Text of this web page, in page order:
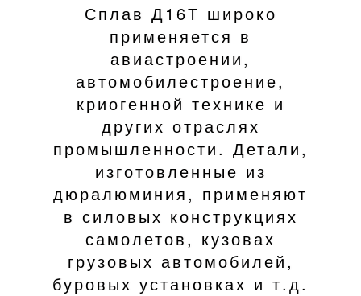
Сплав Д16Т широко
применяется в
авиастроении,
автомобилестроение,
криогенной технике и
других отраслях
промышленности. Детали,
изготовленные из
дюралюминия, применяют
в силовых конструкциях
самолетов, кузовах
грузовых автомобилей,
буровых установках и т.д.